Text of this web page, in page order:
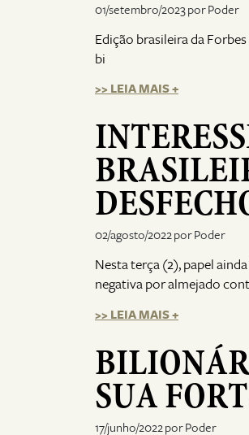
01/setembro/2023 por Poder
Edição brasileira da
bi
>> LEIA MAIS +
02/agosto/2022 por Poder
Nesta terça (2), papel
negativa por almejado
>> LEIA MAIS +
SUA
17/junho/2022 por Poder